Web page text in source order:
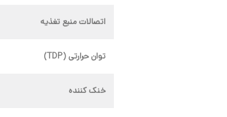
اتصالات منبع تغذیه
توان حرارتی (TDP)
خنک کننده